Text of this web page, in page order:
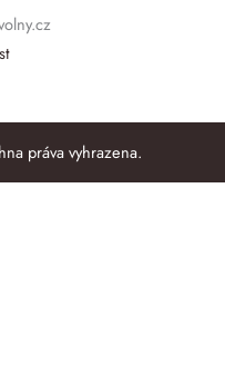
práva vyhrazena.